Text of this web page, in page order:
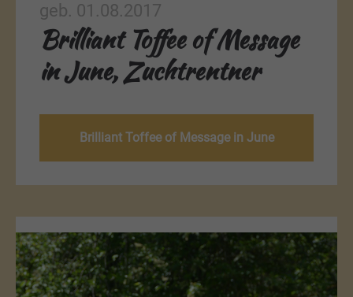
geb. 01.08.2017
Brilliant Toffee of Message
in June, Zuchtrentner
Brilliant Toffee of Message in June